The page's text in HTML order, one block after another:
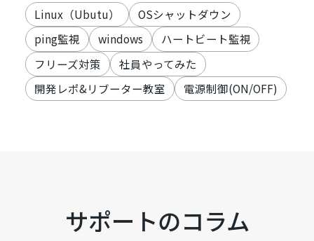
Linux（Ubutu）
OSシャットダウン
ping監視
windows
ハートビート監視
フリーズ対策
社員やってみた
開発レポ&リブーター教室
電源制御(ON/OFF)
サポートのコラム